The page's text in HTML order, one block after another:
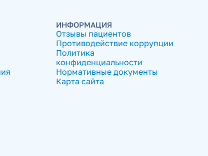
ИНФОРМАЦИЯ
Отзывы пациентов
Противодействие коррупции
Политика
конфиденциальности
Нормативные документы
Карта сайта